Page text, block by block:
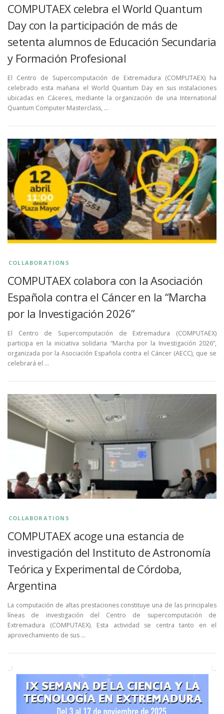
COMPUTAEX celebra el World Quantum
Day con la participación de más de
setenta alumnos de Educación Secundaria
y Formación Profesional
El Centro de Supercomputación de Extremadura (COMPUTAEX) ha
celebrado esta mañana el World Quantum Day en sus instalaciones
ubicadas en Cáceres, mediante la organización de una International
Quantum Computer Masterclass, …
COLLABORATIONS
COMPUTAEX colabora con la Asociación
Española contra el Cáncer en la “Marcha
por la Investigación 2026”
El Centro de Supercomputación de Extremadura (COMPUTAEX)
participa en la iniciativa solidaria “Marcha por la Investigación 2026”,
organizada por la Asociación Española contra el Cáncer (AECC), que se
celebrará el …
COLLABORATIONS
COMPUTAEX acoge una estancia de
investigación del Instituto de Astronomía
Teórica y Experimental de Córdoba,
Argentina
La computación de altas prestaciones constituye una de las principales
líneas de investigación del Centro de supercomputación de
Extremadura (COMPUTAEX). Esta actividad se centra tanto en el
aprovechamiento de sus …